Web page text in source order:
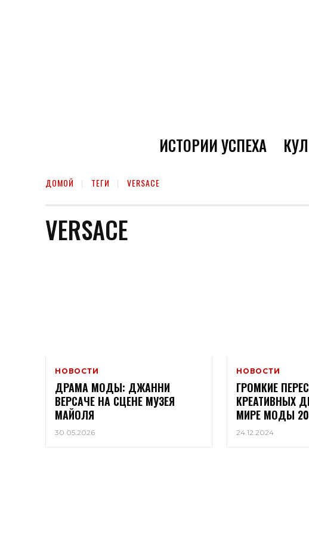
ИСТОРИИ УСПЕХА
ДОМОЙ ТЕГИ VERSACE
VERSACE
НОВОСТИ
ДРАМА МОДЫ: ДЖАННИ
ВЕРСАЧЕ НА СЦЕНЕ МУЗЕЯ
МАЙОЛЯ
30.05.2026
НОВОСТИ
ГРОМКИЕ
КРЕАТИВНЫХ
МИРЕ МОДЫ
24.12.2024